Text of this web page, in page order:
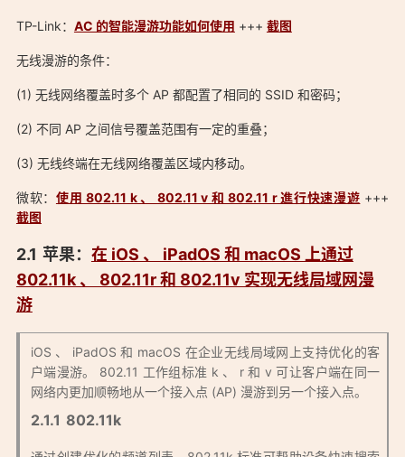
「支持 kvr 协议（802.11r/k/v）快速漫游 802.11kvr 无缝漫游无
TP-Link： AC 的智能漫游功能如何使用 +++ 截图
无线漫游的条件：
(1) 无线网络覆盖时多个 AP 都配置了相同的 SSID 和密码；
「支持 kvr 协议（802.11r/k/v）快速漫游 802.11kvr 无缝漫游无
(2) 不同 AP 之间信号覆盖范围有一定的重叠；
(3) 无线终端在无线网络覆盖区域内移动。
微软： 使用 802.11 k 、 802.11 v 和 802.11 r 進行快速漫遊 +++
截图
苹果： 在 iOS 、 iPadOS 和 macOS 上通过
802.11k 、 802.11r 和 802.11v 实现无线局域网漫
游
iOS 、 iPadOS 和 macOS 在企业无线局域网上支持优化的客
户端漫游。 802.11 工作组标准 k 、 r 和 v 可让客户端在同一
网络内更加顺畅地从一个接入点 (AP) 漫游到另一个接入点。
802.11k